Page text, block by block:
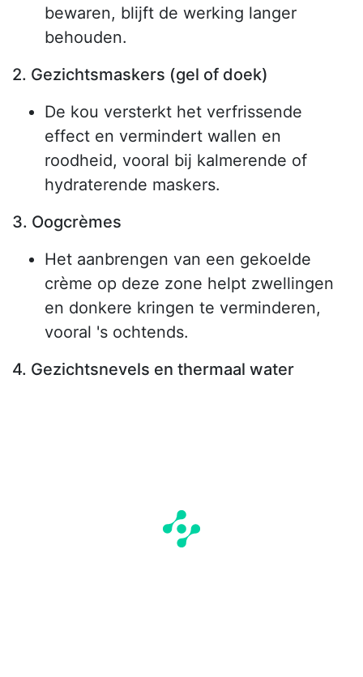
bewaren, blijft de werking langer
behouden.
2. Gezichtsmaskers (gel of doek)
De kou versterkt het verfrissende
effect en vermindert wallen en
roodheid, vooral bij kalmerende of
hydraterende maskers.
3. Oogcrèmes
Het aanbrengen van een gekoelde
crème op deze zone helpt zwellingen
en donkere kringen te verminderen,
vooral 's ochtends.
4. Gezichtsnevels en thermaal water